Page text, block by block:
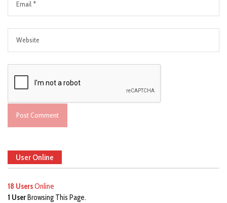
User Online
18 UsersOnline
1 UserBrowsing This Page.